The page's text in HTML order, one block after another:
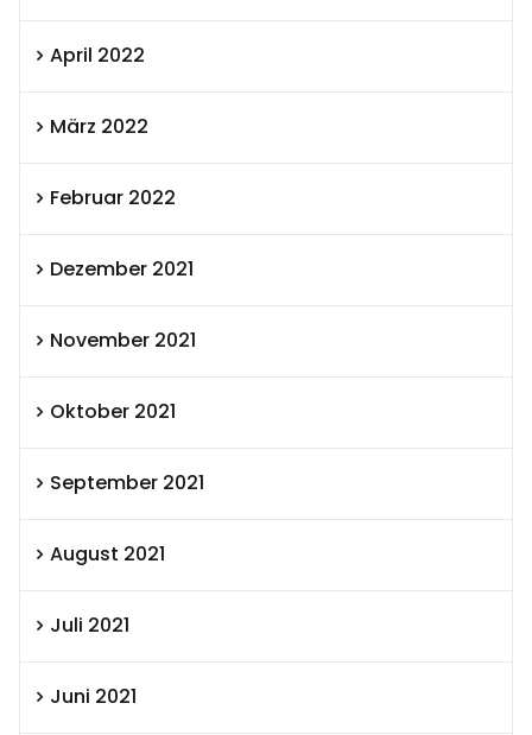
April 2022
März 2022
Februar 2022
Dezember 2021
November 2021
Oktober 2021
September 2021
August 2021
Juli 2021
Juni 2021